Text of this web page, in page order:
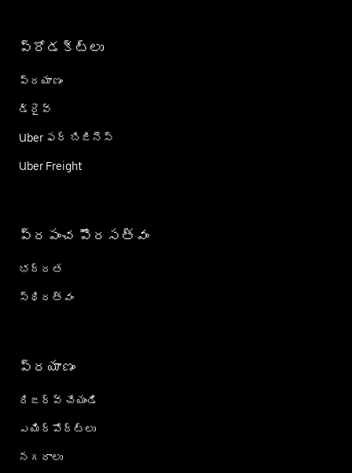
ప్రోడక్ట్؜లు
ప్రయాణం
డ్రైవ్
Uber ఫర్ బిజినెస్
Uber Freight
ప్రపంచ పౌరసత్వం
భద్రత
స్థిరత్వం
ప్రయాణం
రిజర్వ్ చేయండి
ఎయిర్؜పోర్ట్؜లు
నగరాలు